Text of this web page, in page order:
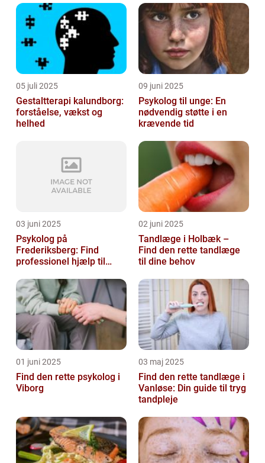
05 juli 2025
Gestaltterapi kalundborg:
forståelse, vækst og
helhed
09 juni 2025
Psykolog til unge: En
nødvendig støtte i en
krævende tid
03 juni 2025
Psykolog på
Frederiksberg: Find
professionel hjælp til
02 juni 2025
Tandlæge i Holbæk –
Find den rette tandlæge
til dine behov
01 juni 2025
Find den rette psykolog i
Viborg
03 maj 2025
Find den rette tandlæge i
Vanløse: Din guide til tryg
tandpleje